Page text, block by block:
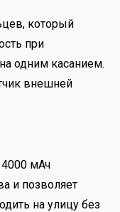
который
при
одним касанием.
внешней
мАч
и позволяет
на улицу без